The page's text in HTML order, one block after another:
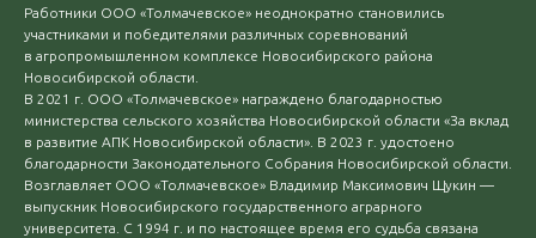
Работники ООО «Толмачевское» неоднократно становились
участниками и победителями различных соревнований
в агропромышленном комплексе Новосибирского района
Новосибирской области.
В 2021 г. ООО «Толмачевское» награждено благодарностью
министерства сельского хозяйства Новосибирской области «За вклад
в развитие АПК Новосибирской области». В 2023 г. удостоено
благодарности Законодательного Собрания Новосибирской области.
Возглавляет ООО «Толмачевское» Владимир Максимович Щукин —
выпускник Новосибирского государственного аграрного
университета. С 1994 г. и по настоящее время его судьба связана